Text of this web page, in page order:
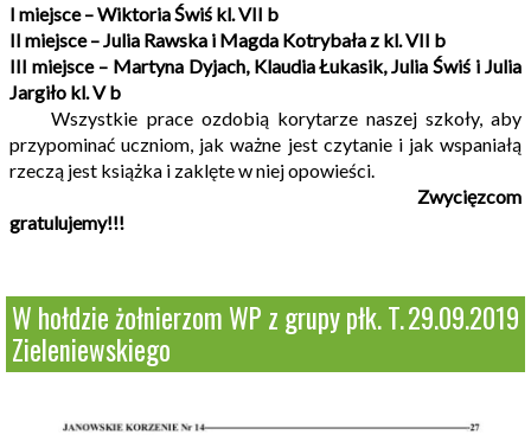
I miejsce – Wiktoria Świś kl. VII b
II miejsce – Julia Rawska i Magda Kotrybała z kl. VII b
III miejsce – Martyna Dyjach, Klaudia Łukasik, Julia Świś i Julia
Jargiło kl. V b
Wszystkie prace ozdobią korytarze naszej szkoły, aby
przypominać uczniom, jak ważne jest czytanie i jak wspaniałą
rzeczą jest książka i zaklęte w niej opowieści.
Zwycięzcom
gratulujemy!!!
W hołdzie żołnierzom WP z grupy płk. T.
Zieleniewskiego
29.09.2019